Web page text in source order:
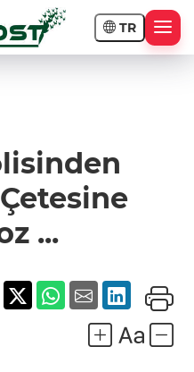
TR
...